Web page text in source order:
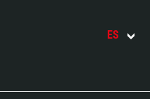
ES